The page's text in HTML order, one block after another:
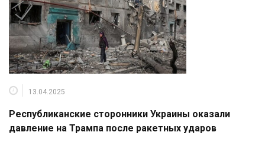
13.04.2025
Республиканские сторонники Украины оказали
давление на Трампа после ракетных ударов